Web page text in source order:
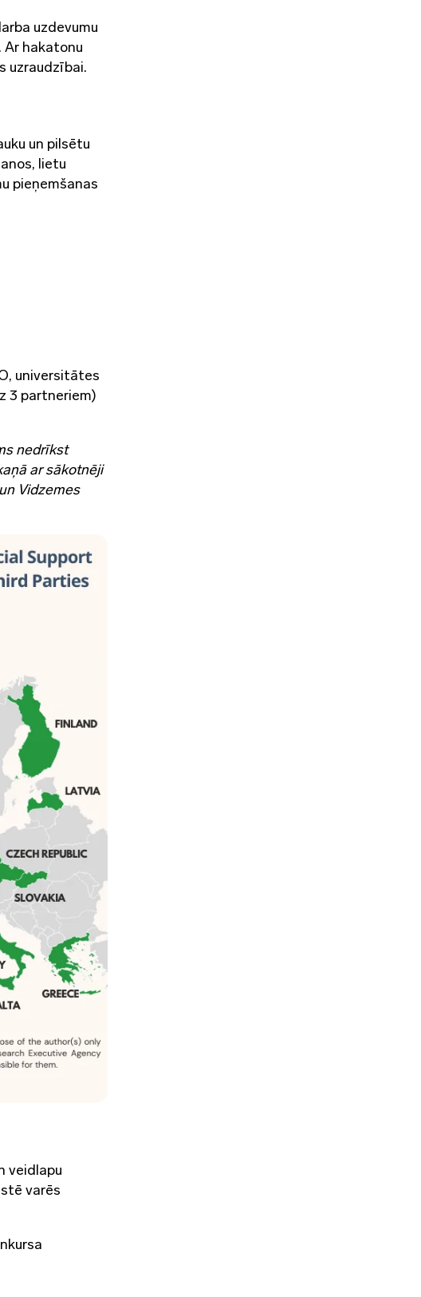
uzdevumu
Ar hakatonu
uzraudzībai.
un pilsētu
lietu
pieņemšanas
universitātes
3 partneriem)
nedrīkst
ar sākotnēji
Vidzemes
veidlapu
varēs